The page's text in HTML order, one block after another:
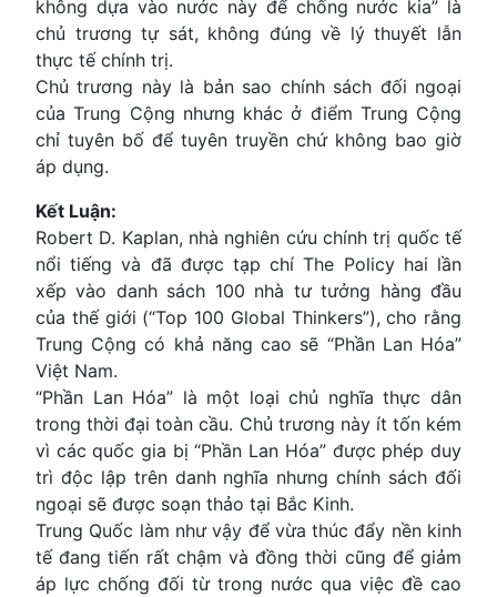
không dựa vào nước này để chống nước kia” là
chủ trương tự sát, không đúng về lý thuyết lẫn
thực tế chính trị.
Chủ trương này là bản sao chính sách đối ngoại
của Trung Cộng nhưng khác ở điểm Trung Cộng
chỉ tuyên bố để tuyên truyền chứ không bao giờ
áp dụng.
Kết Luận:
Robert D. Kaplan, nhà nghiên cứu chính trị quốc tế
nổi tiếng và đã được tạp chí The Policy hai lần
xếp vào danh sách 100 nhà tư tưởng hàng đầu
của thế giới (“Top 100 Global Thinkers”), cho rằng
Trung Cộng có khả năng cao sẽ “Phần Lan Hóa”
Việt Nam.
“Phần Lan Hóa” là một loại chủ nghĩa thực dân
trong thời đại toàn cầu. Chủ trương này ít tốn kém
vì các quốc gia bị “Phần Lan Hóa” được phép duy
trì độc lập trên danh nghĩa nhưng chính sách đối
ngoại sẽ được soạn thảo tại Bắc Kinh.
Trung Quốc làm như vậy để vừa thúc đẩy nền kinh
tế đang tiến rất chậm và đồng thời cũng để giảm
áp lực chống đối từ trong nước qua việc đề cao